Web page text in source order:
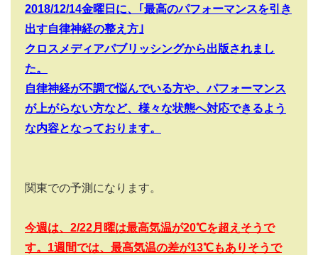
2018/12/14金曜日に、｢最高のパフォーマンスを引き
出す自律神経の整え方｣
クロスメディアパブリッシングから出版されまし
た。
自律神経が不調で悩んでいる方や、パフォーマンス
が上がらない方など、様々な状態へ対応できるよう
な内容となっております。
関東での予測になります。
今週は、2/22月曜は最高気温が20℃を超えそうで
す。1週間では、最高気温の差が13℃もありそうで